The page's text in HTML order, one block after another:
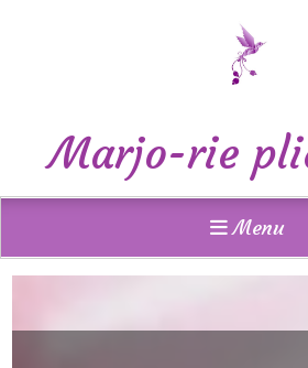
Marjo-rie
Menu